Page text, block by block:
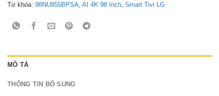
Từ khóa: 98NU855BPSA AI 4K 98 Inch Smart Tivi LG
MÔ TẢ
THÔNG TIN BỔ SUNG